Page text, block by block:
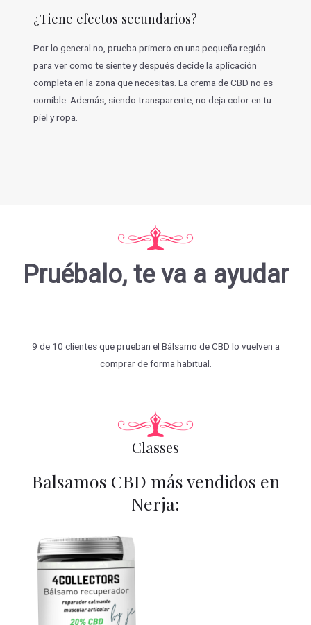
¿Tiene efectos secundarios?
Por lo general no, prueba primero en una pequeña región
para ver como te siente y después decide la aplicación
completa en la zona que necesitas. La crema de CBD no es
comible. Además, siendo transparente, no deja color en tu
piel y ropa.
Pruébalo, te va a ayudar
9 de 10 clientes que prueban el Bálsamo de CBD lo vuelven a
comprar de forma habitual.
Classes
Balsamos CBD más vendidos en
Nerja: